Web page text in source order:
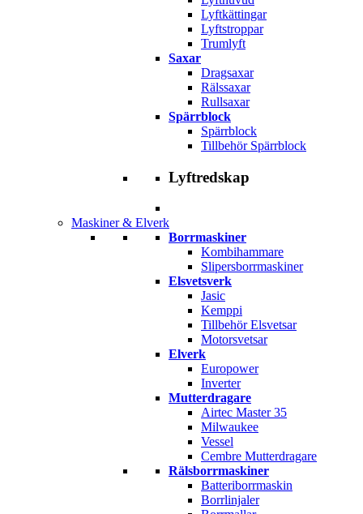
Lyftkättingar
Lyftstroppar
Trumlyft
Saxar
Dragsaxar
Rälssaxar
Rullsaxar
Spärrblock
Spärrblock
Tillbehör Spärrblock
Lyftredskap
Maskiner & Elverk
Borrmaskiner
Kombihammare
Slipersborrmaskiner
Elsvetsverk
Jasic
Kemppi
Tillbehör Elsvetsar
Motorsvetsar
Elverk
Europower
Inverter
Mutterdragare
Airtec Master 35
Milwaukee
Vessel
Cembre Mutterdragare
Rälsborrmaskiner
Batteriborrmaskin
Borrlinjaler